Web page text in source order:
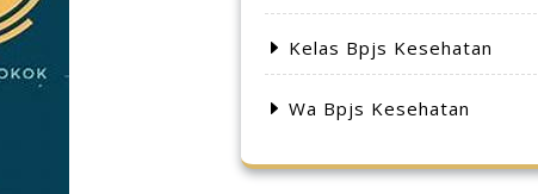
Kelas Bpjs Kesehatan
Wa Bpjs Kesehatan